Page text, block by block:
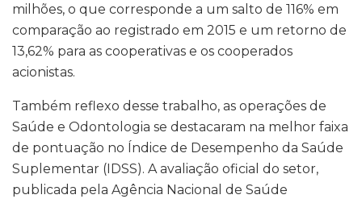
milhões, o que corresponde a um salto de 116% em
comparação ao registrado em 2015 e um retorno de
13,62% para as cooperativas e os cooperados
acionistas.
Também reflexo desse trabalho, as operações de
Saúde e Odontologia se destacaram na melhor faixa
de pontuação no Índice de Desempenho da Saúde
Suplementar (IDSS). A avaliação oficial do setor,
publicada pela Agência Nacional de Saúde